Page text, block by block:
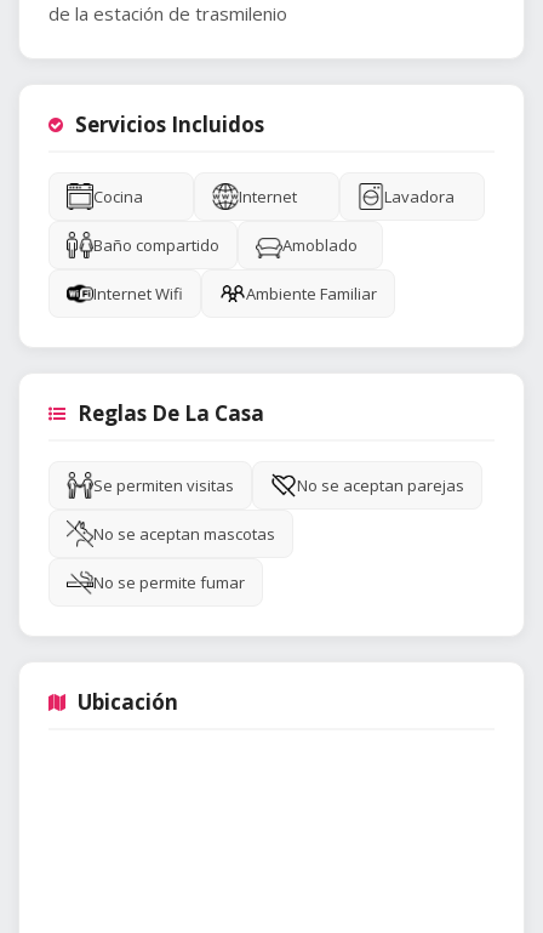
de la estación de trasmilenio
Servicios Incluidos
Cocina Internet Lavadora
Baño compartido Amoblado
Internet Wifi Ambiente Familiar
Reglas De La Casa
Se permiten visitas No se aceptan parejas
No se aceptan mascotas
No se permite fumar
Ubicación